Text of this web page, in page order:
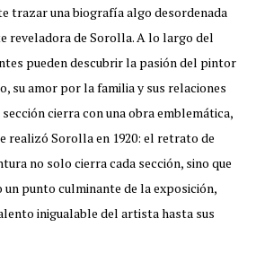
trazar una biografía algo desordenada
reveladora de Sorolla. A lo largo del
pueden descubrir la pasión del pintor
su amor por la familia y sus relaciones
cierra con una obra emblemática,
realizó Sorolla en 1920: el retrato de
no solo cierra cada sección, sino que
un punto culminante de la exposición,
inigualable del artista hasta sus